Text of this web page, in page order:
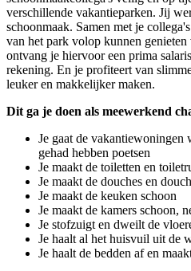
verschillende vakantieparken. Jij
schoonmaak. Samen met je
van het park volop kunnen
ontvang je hiervoor een prima
rekening. En je profiteert van
leuker en makkelijker maken.
Dit ga je doen als meewerkend
Je gaat de vakantiewoningen
gehad hebben poetsen
Je maakt de toiletten en
Je maakt de douches en
Je maakt de keuken schoon
Je maakt de kamers schoon,
Je stofzuigt en dweilt de
Je haalt al het huisvuil uit de
Je haalt de bedden af en